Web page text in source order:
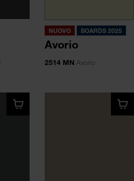
NUOVO BOARDS 2025
Avorio
2514 MN Avorio